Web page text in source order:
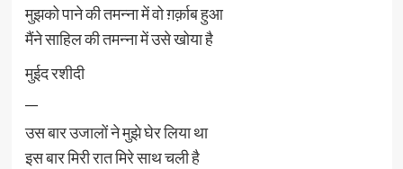
मुझको पाने की तमन्ना में वो ग़र्क़ाब हुआ
मैंने साहिल की तमन्ना में उसे खोया है
मुईद रशीदी
उस बार उजालों ने मुझे घेर लिया था
इस बार मिरी रात मिरे साथ चली है